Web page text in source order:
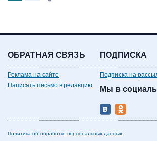
ОБРАТНАЯ СВЯЗЬ
Реклама на сайте
Написать письмо в редакцию
ПОДПИСКА
Подписка на
Мы в
Политика об обработке персональных данных